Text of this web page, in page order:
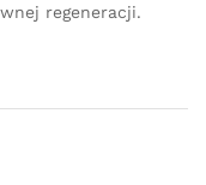
regeneracji.